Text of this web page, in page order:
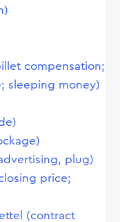
compensation;
sleeping money)
plug)
price;
(contract